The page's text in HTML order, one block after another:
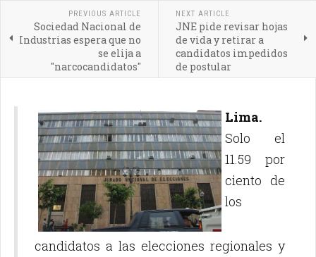
PREVIOUS ARTICLE
Sociedad Nacional de
Industrias espera que no
se elija a
"narcocandidatos"
NEXT ARTICLE
JNE pide revisar hojas
de vida y retirar a
candidatos impedidos
de postular
Lima.
Solo el
11.59 por
ciento de
los
candidatos a las elecciones regionales y